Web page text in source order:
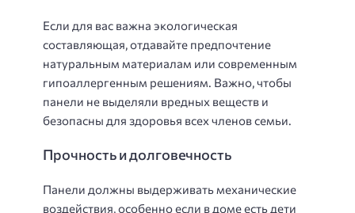
Если для вас важна экологическая
составляющая, отдавайте предпочтение
натуральным материалам или современным
гипоаллергенным решениям. Важно, чтобы
панели не выделяли вредных веществ и
безопасны для здоровья всех членов семьи.
Прочность и долговечность
Панели должны выдерживать механические
воздействия, особенно если в доме есть дети